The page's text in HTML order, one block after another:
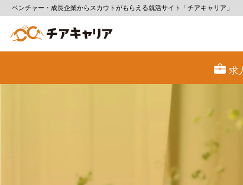
ベンチャー・成長企業からスカウトがもらえる就活サイト「チアキャリア」
ャ
求